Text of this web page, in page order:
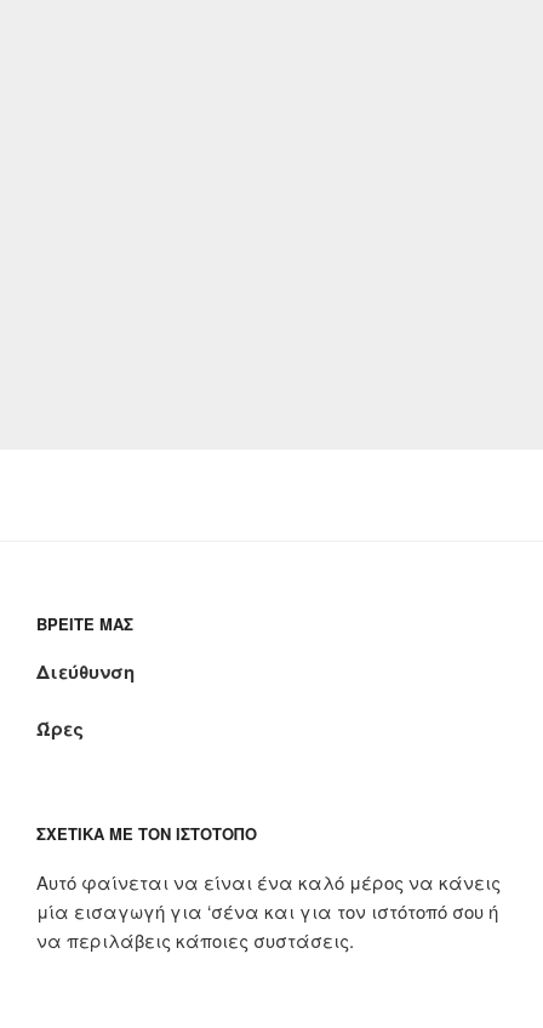
ΒΡΕΊΤΕ ΜΑΣ
Διεύθυνση
Ώρες
ΣΧΕΤΙΚΆ ΜΕ ΤΟΝ ΙΣΤΌΤΟΠΟ
Αυτό φαίνεται να είναι ένα καλό μέρος να κάνεις
μία εισαγωγή για ‘σένα και για τον ιστότοπό σου ή
να περιλάβεις κάποιες συστάσεις.